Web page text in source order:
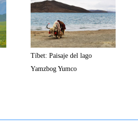
Tíbet: Paisaje del lago
Yamzbog Yumco